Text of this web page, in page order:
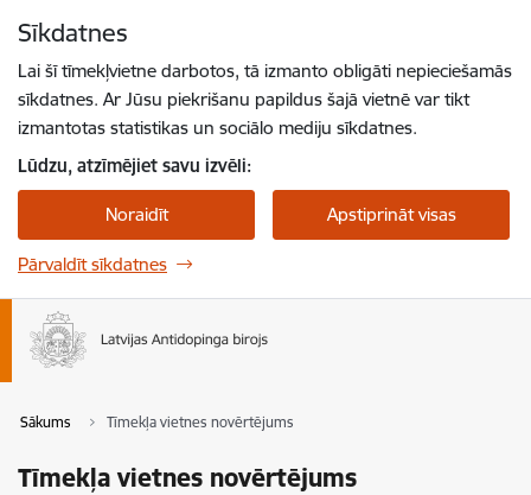
Sīkdatnes
Lai šī tīmekļvietne darbotos, tā izmanto obligāti nepieciešamās
sīkdatnes. Ar Jūsu piekrišanu papildus šajā vietnē var tikt
izmantotas statistikas un sociālo mediju sīkdatnes.
Lūdzu, atzīmējiet savu izvēli:
Noraidīt Apstiprināt visas
Pārvaldīt sīkdatnes
Sākums Tīmekļa vietnes novērtējums
Tīmekļa vietnes novērtējums